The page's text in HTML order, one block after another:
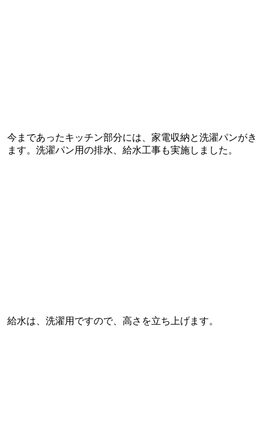
今まであったキッチン部分には、家電収納と洗濯パンがき
ます。洗濯パン用の排水、給水工事も実施しました。
給水は、洗濯用ですので、高さを立ち上げます。